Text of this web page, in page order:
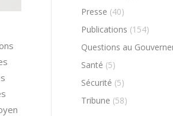
Presse (40)
Publications (154)
Questions au
Santé (5)
Sécurité (5)
Tribune (58)